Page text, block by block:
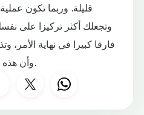
قليلة. وربما تكون
وتجعلك أكثر تركيزا على
فارقا كبيرا في نهاية الأمر،
وأن هذه الحقيقة لن يغيرها أي شيء.